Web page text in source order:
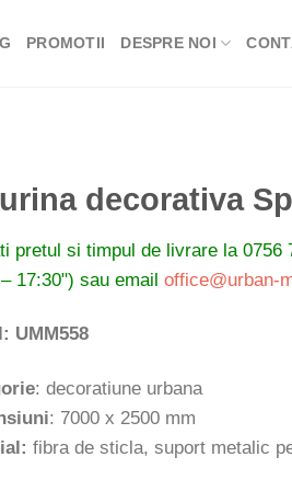
PROMOTII DESPRE NOI
decorativa
pretul si timpul de livrare la 0756
17:30") sau email office@urban-
UMM558
: decoratiune urbana
: 7000 x 2500 mm
fibra de sticla, suport metalic